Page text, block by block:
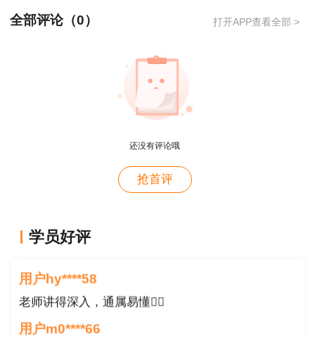
热门问答
关注当地公告信息。
理，参加全部3个科目考试的人员必须在连续的两
程教育网提供的以上信息仅供参考，如有异议，请
考生以权威部门公布的内容为
全部评论（0） 打开APP查看全部 >
还没有评论哦
抢首评
学员好评
用户hy****58
用户hy****58
老师讲得深入，通属易懂👍🏻
用户m0****66